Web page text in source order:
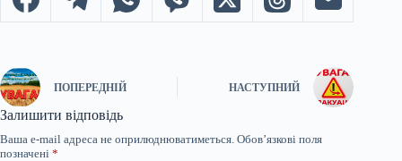
ПОПЕРЕДНІЙ НАСТУПНИЙ
Залишити відповідь
Ваша e-mail адреса не оприлюднюватиметься. Обов’язкові поля
позначені *